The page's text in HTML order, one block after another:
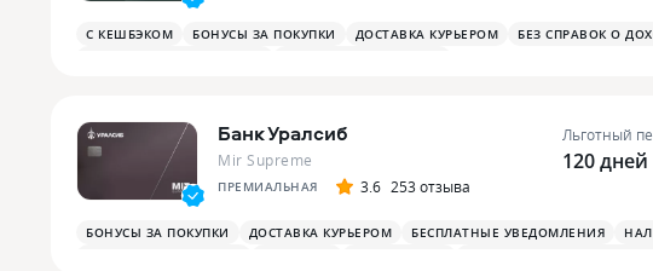
С КЕШБЭКОМ БОНУСЫ ЗА ПОКУПКИ ДОСТАВКА КУРЬЕРОМ БЕЗ СПРАВОК О
Банк Уралсиб
Mir Supreme
ПРЕМИАЛЬНАЯ 3.6 253 отзыва
Льготный
120 дней
БОНУСЫ ЗА ПОКУПКИ ДОСТАВКА КУРЬЕРОМ БЕСПЛАТНЫЕ УВЕДОМЛЕНИЯ